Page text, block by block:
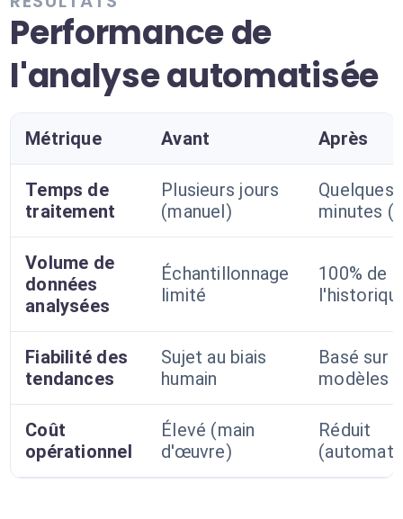
Performance de
l'analyse automatisée
Métrique Avant Après
Temps de
traitement
Plusieurs jours
(manuel)
Quelques
minutes
Volume de
données
analysées
Échantillonnage
limité
100% de
Fiabilité des
tendances
Sujet au biais
humain
Basé sur
modèles
Coût
opérationnel
Élevé (main
d'œuvre)
Réduit